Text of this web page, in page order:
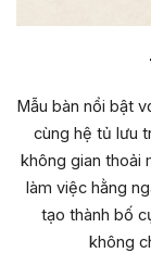
Mẫu bàn nổi bật
cùng hệ tủ lưu
không gian thoải
làm việc hằng
tạo thành bố
không